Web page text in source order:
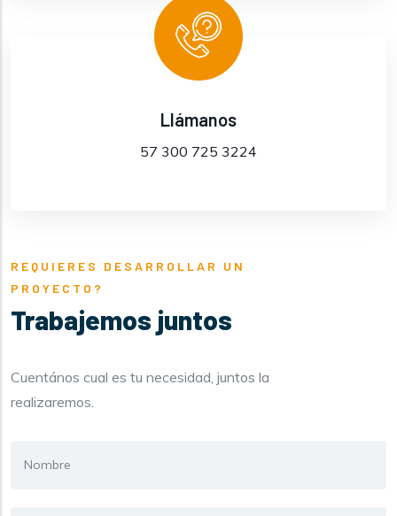
Llámanos
57 300 725 3224
REQUIERES DESARROLLAR UN
PROYECTO?
Trabajemos juntos
Cuentános cual es tu necesidad, juntos la
realizaremos.